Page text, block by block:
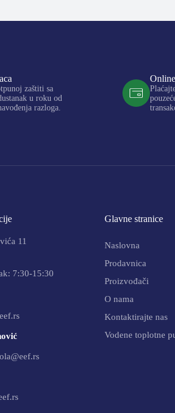
zaštiti sa
u roku od
razloga.
11
7:30-15:30
Glavne stranice
Naslovna
Prodavnica
Proizvođači
O nama
Kontaktirajte nas
Vodene toplotne